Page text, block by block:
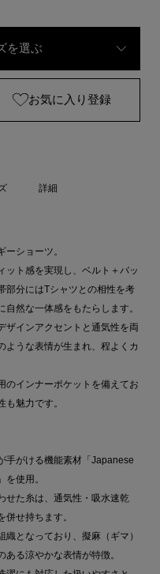
を選ぶ
お気に入り登録
詳細
ショーツ。
ット感を実現し、ベルト＋バッ
部分にはTシャツとの相性を考
然な一体感をもたらします。
ザインアクセントと通気性を両
ような表情が生まれ、程よくカ
のインナーポケットを備えてお
魅力です。
手がける機能素材「Japanese
使用。
せた糸は、通気性・吸水速乾
せ持ちます。
となっており、擬麻（ギマ）
る涼やかな表情が特徴。